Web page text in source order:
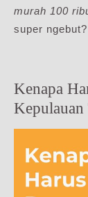
murah 100
super
Kenapa
Kepulauan